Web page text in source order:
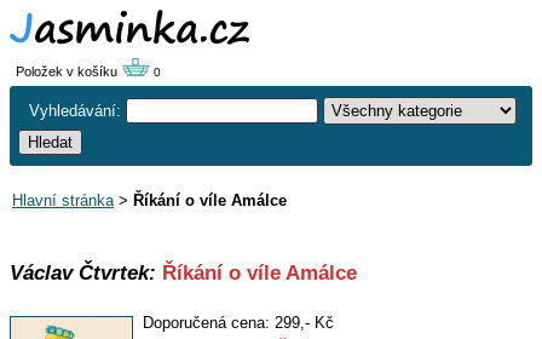
Položek v košíku 0
Vyhledávání:
Hlavní stránka> Říkání o víle Amálce
Václav Čtvrtek: Říkání o víle Amálce
Doporučená cena: 299,- Kč